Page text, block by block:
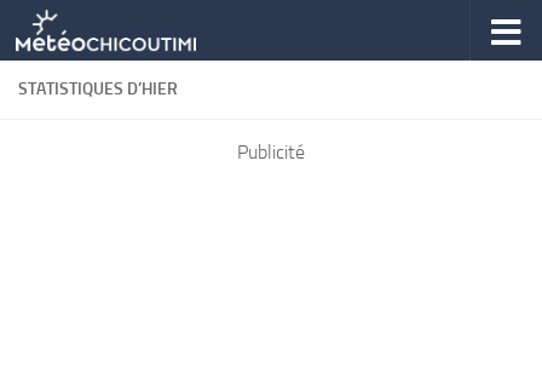
Skip to content
STATISTIQUES D’HIER
Publicité